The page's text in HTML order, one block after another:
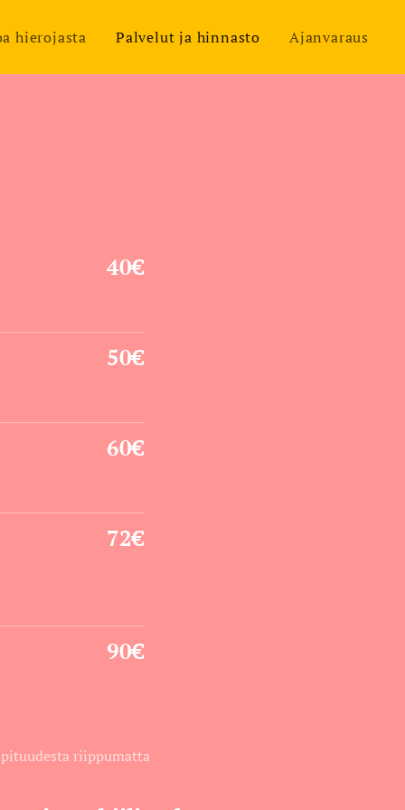
hierojasta Palvelut ja hinnasto Ajanvaraus
40€
50€
60€
72€
90€
riippumatta